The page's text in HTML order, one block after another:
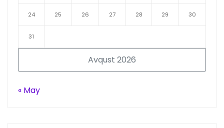
Avqust 2026
24 25 26 27 28 29 30
31
« May